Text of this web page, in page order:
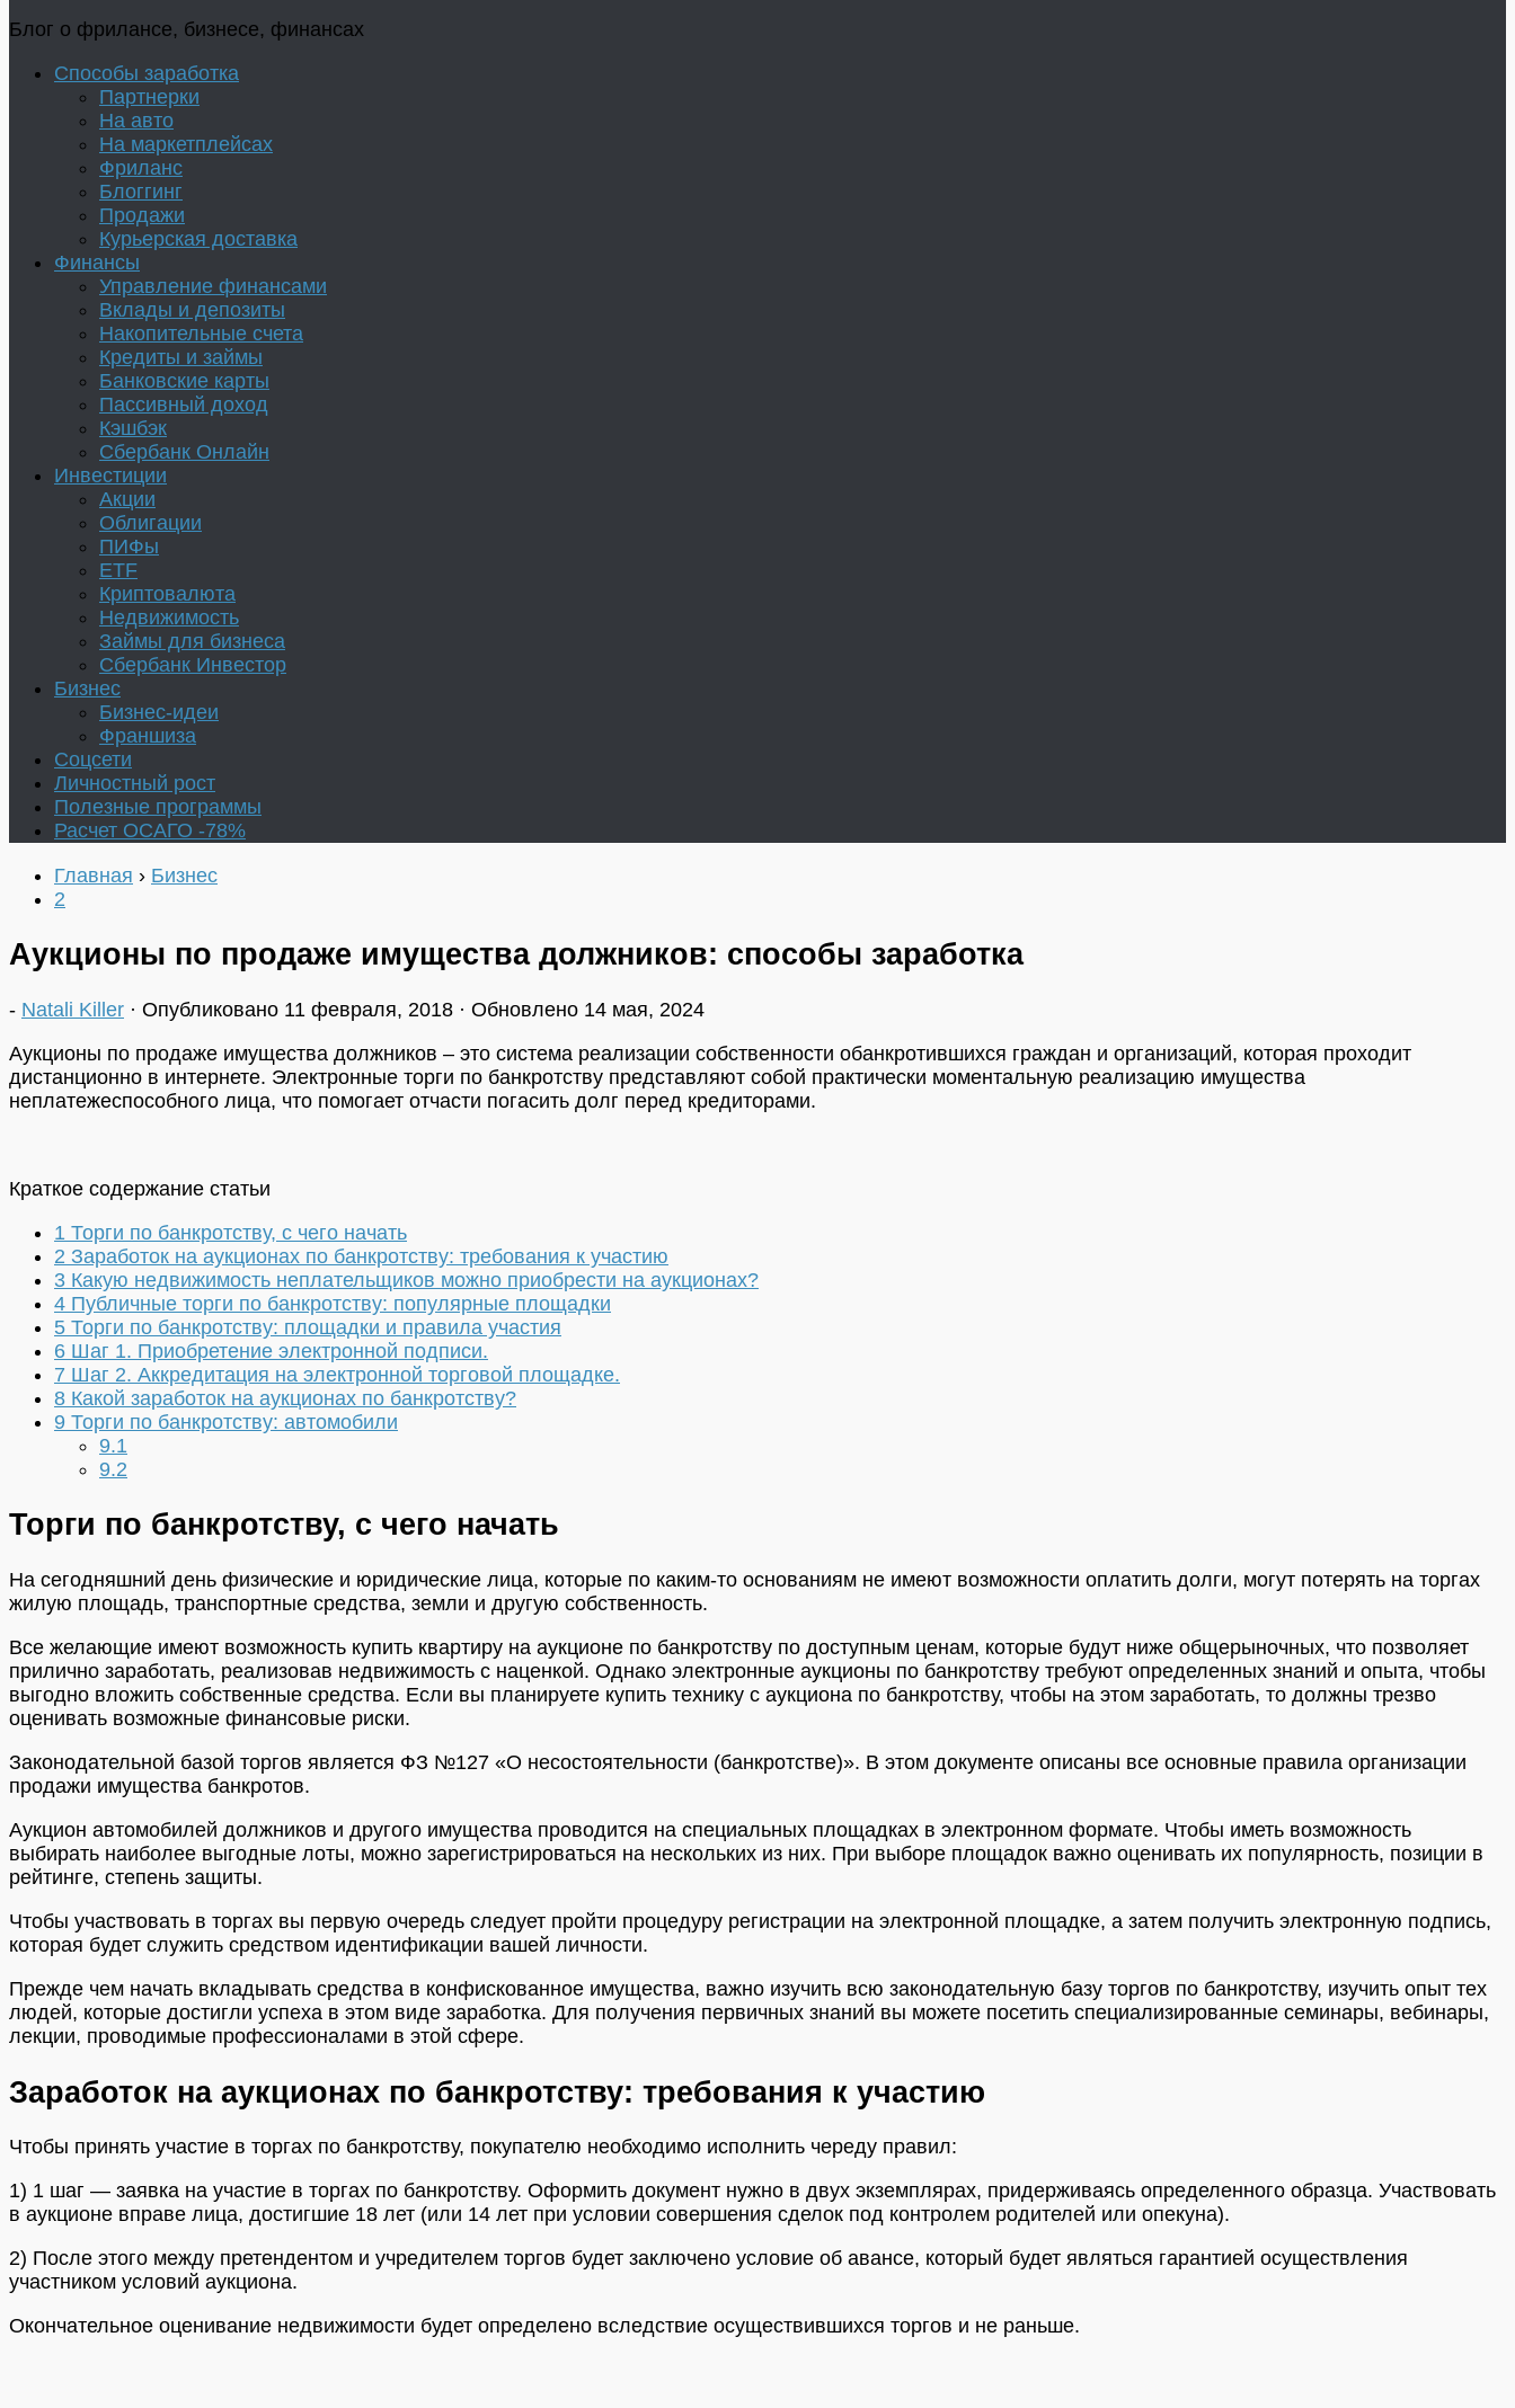
Блог о фрилансе, бизнесе, финансах
Способы заработка
Партнерки
На авто
На маркетплейсах
Фриланс
Блоггинг
Продажи
Курьерская доставка
Финансы
Управление финансами
Вклады и депозиты
Накопительные счета
Кредиты и займы
Банковские карты
Пассивный доход
Кэшбэк
Сбербанк Онлайн
Инвестиции
Акции
Облигации
ПИФы
ETF
Криптовалюта
Недвижимость
Займы для бизнеса
Сбербанк Инвестор
Бизнес
Бизнес-идеи
Франшиза
Соцсети
Личностный рост
Полезные программы
Расчет ОСАГО -78%
Главная › Бизнес
2
Аукционы по продаже имущества должников: способы заработка
- Natali Killer · Опубликовано 11 февраля, 2018 · Обновлено 14 мая, 2024
Аукционы по продаже имущества должников – это система реализации собственности обанкротившихся граждан и организаций, которая проходит
дистанционно в интернете. Электронные торги по банкротству представляют собой практически моментальную реализацию имущества
неплатежеспособного лица, что помогает отчасти погасить долг перед кредиторами.
Краткое содержание статьи
1 Торги по банкротству, с чего начать
2 Заработок на аукционах по банкротству: требования к участию
3 Какую недвижимость неплательщиков можно приобрести на аукционах?
4 Публичные торги по банкротству: популярные площадки
5 Торги по банкротству: площадки и правила участия
6 Шаг 1. Приобретение электронной подписи.
7 Шаг 2. Аккредитация на электронной торговой площадке.
8 Какой заработок на аукционах по банкротству?
9 Торги по банкротству: автомобили
9.1
9.2
Торги по банкротству, с чего начать
На сегодняшний день физические и юридические лица, которые по каким-то основаниям не имеют возможности оплатить долги, могут потерять на торгах
жилую площадь, транспортные средства, земли и другую собственность.
Все желающие имеют возможность купить квартиру на аукционе по банкротству по доступным ценам, которые будут ниже общерыночных, что позволяет
прилично заработать, реализовав недвижимость с наценкой. Однако электронные аукционы по банкротству требуют определенных знаний и опыта, чтобы
выгодно вложить собственные средства. Если вы планируете купить технику с аукциона по банкротству, чтобы на этом заработать, то должны трезво
оценивать возможные финансовые риски.
Законодательной базой торгов является ФЗ №127 «О несостоятельности (банкротстве)». В этом документе описаны все основные правила организации
продажи имущества банкротов.
Аукцион автомобилей должников и другого имущества проводится на специальных площадках в электронном формате. Чтобы иметь возможность
выбирать наиболее выгодные лоты, можно зарегистрироваться на нескольких из них. При выборе площадок важно оценивать их популярность, позиции в
рейтинге, степень защиты.
Чтобы участвовать в торгах вы первую очередь следует пройти процедуру регистрации на электронной площадке, а затем получить электронную подпись,
которая будет служить средством идентификации вашей личности.
Прежде чем начать вкладывать средства в конфискованное имущества, важно изучить всю законодательную базу торгов по банкротству, изучить опыт тех
людей, которые достигли успеха в этом виде заработка. Для получения первичных знаний вы можете посетить специализированные семинары, вебинары,
лекции, проводимые профессионалами в этой сфере.
Заработок на аукционах по банкротству: требования к участию
Чтобы принять участие в торгах по банкротству, покупателю необходимо исполнить череду правил:
1) 1 шаг — заявка на участие в торгах по банкротству. Оформить документ нужно в двух экземплярах, придерживаясь определенного образца. Участвовать
в аукционе вправе лица, достигшие 18 лет (или 14 лет при условии совершения сделок под контролем родителей или опекуна).
2) После этого между претендентом и учредителем торгов будет заключено условие об авансе, который будет являться гарантией осуществления
участником условий аукциона.
Окончательное оценивание недвижимости будет определено вследствие осуществившихся торгов и не раньше.